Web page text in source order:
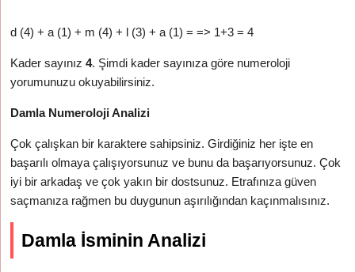
d (4) + a (1) + m (4) + l (3) + a (1) = => 1+3 = 4
Kader sayınız4. Şimdi kader sayınıza göre numeroloji
yorumunuzu okuyabilirsiniz.
Damla Numeroloji Analizi
Çok çalışkan bir karaktere sahipsiniz. Girdiğiniz her işte en
başarılı olmaya çalışıyorsunuz ve bunu da başarıyorsunuz. Çok
iyi bir arkadaş ve çok yakın bir dostsunuz. Etrafınıza güven
saçmanıza rağmen bu duygunun aşırılığından kaçınmalısınız.
Damla İsminin Analizi